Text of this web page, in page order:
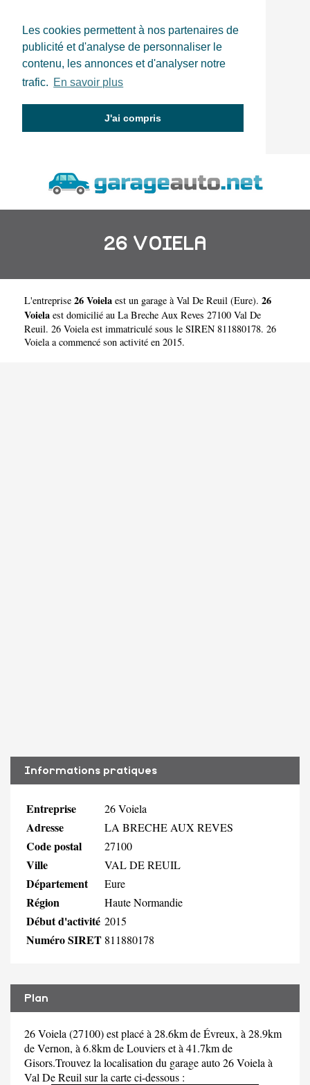
Les cookies permettent à nos partenaires de
publicité et d'analyse de personnaliser le
contenu, les annonces et d'analyser notre
trafic. En savoir plus
J'ai compris
26 VOIELA
L'entreprise 26 Voiela est un garage à Val De Reuil (Eure). 26
Voiela est domicilié au La Breche Aux Reves 27100 Val De
Reuil. 26 Voiela est immatriculé sous le SIREN 811880178. 26
Voiela a commencé son activité en 2015.
Informations pratiques
Entreprise 26 Voiela
Adresse LA BRECHE AUX REVES
Code postal 27100
Ville VAL DE REUIL
Département Eure
Région Haute Normandie
Début d'activité 2015
Numéro SIRET 811880178
Plan
26 Voiela (27100) est placé à 28.6km de Évreux, à 28.9km
de Vernon, à 6.8km de Louviers et à 41.7km de
Gisors.Trouvez la localisation du garage auto 26 Voiela à
Val De Reuil sur la carte ci-dessous :